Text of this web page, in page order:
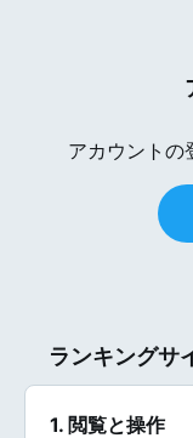
アカウントの
ランキングサ
1. 閲覧と操作